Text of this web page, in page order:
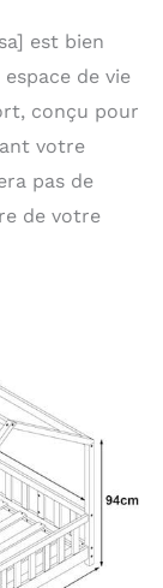
est bien
de vie
conçu pour
votre
pas de
de votre